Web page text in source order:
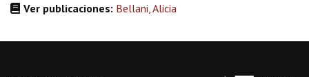
Ver publicaciones: Bellani, Alicia